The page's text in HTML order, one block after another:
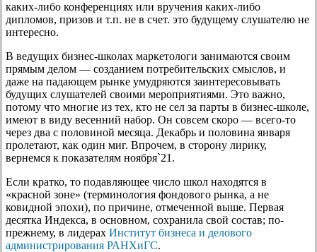
каких-либо конференциях или вручения каких-либо
дипломов, призов и т.п. не в счет. это будущему слушателю не
интересно.
В ведущих бизнес-школах маркетологи занимаются своим
прямым делом — созданием потребительских смыслов, и
даже на падающем рынке умудряются заинтересовывать
будущих слушателей своими мероприятиями. Это важно,
потому что многие из тех, кто не сел за парты в бизнес-школе,
имеют в виду весенний набор. Он совсем скоро — всего-то
через два с половиной месяца. Декабрь и половина января
пролетают, как один миг. Впрочем, в сторону лирику,
вернемся к показателям ноября`21.
Если кратко, то подавляющее число школ находятся в
«красной зоне» (терминология фондового рынка, а не
ковидной эпохи), по причине, отмеченной выше. Первая
десятка Индекса, в основном, сохранила свой состав; по-
прежнему, в лидерах Институт бизнеса и делового
администрирования РАНХиГС.